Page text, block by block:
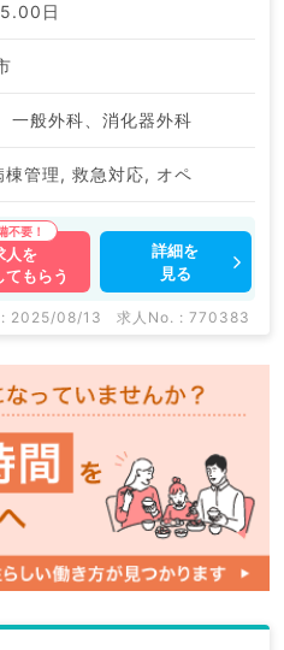
日
一般外科、消化器外科
棟管理, 救急対応, オペ
人を
てもらう
詳細を
見る
: 2025/08/13 求人No. : 770383